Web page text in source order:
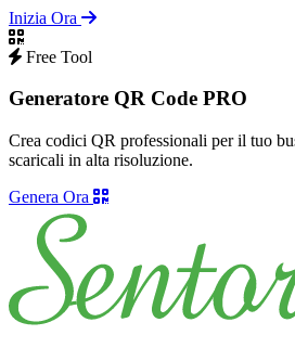
Inizia Ora
Free Tool
Generatore QR Code PRO
Crea codici QR professionali per il tuo
scaricali in alta risoluzione.
Genera Ora